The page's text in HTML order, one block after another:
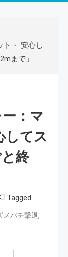
ト・ 安心し
まで」
：マ
してス
終
Tagged
メバチ撃退,